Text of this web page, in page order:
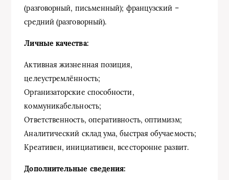
(разговорный, письменный); французский –
средний (разговорный).
Личные качества:
Активная жизненная позиция,
целеустремлённость;
Организаторские способности,
коммуникабельность;
Ответственность, оперативность, оптимизм;
Аналитический склад ума, быстрая обучаемость;
Креативен, инициативен, всесторонне развит.
Дополнительные сведения: